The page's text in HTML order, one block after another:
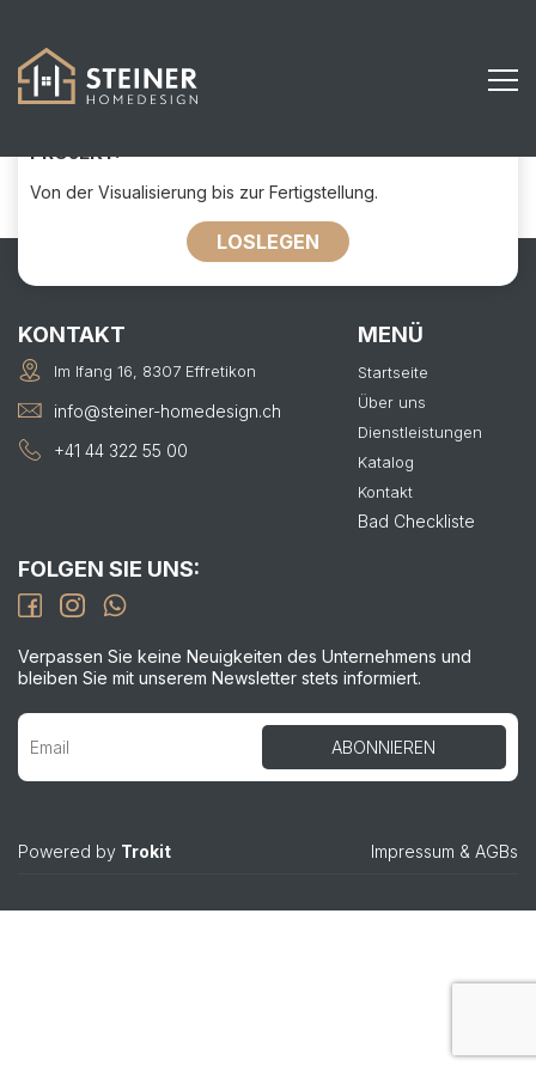
PROJEKT:
Von der Visualisierung bis zur Fertigstellung.
LOSLEGEN
KONTAKT
Im Ifang 16, 8307 Effretikon
info@steiner-homedesign.ch
+41 44 322 55 00
MENÜ
Startseite
Über uns
Dienstleistungen
Katalog
Kontakt
Bad Checkliste
FOLGEN SIE UNS:
Verpassen Sie keine Neuigkeiten des Unternehmens und
bleiben Sie mit unserem Newsletter stets informiert.
Powered by Trokit Impressum & AGBs